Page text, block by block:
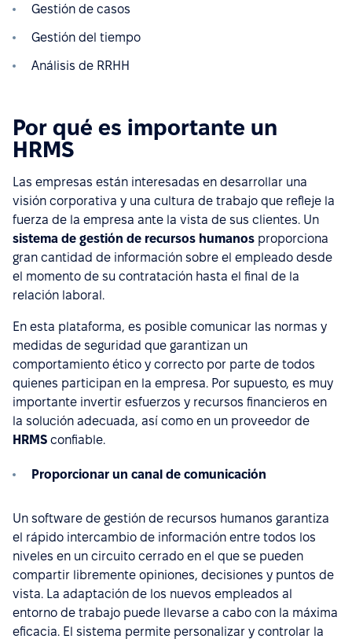
Gestión de casos
Gestión del tiempo
Análisis de RRHH
Por qué es importante un
HRMS
Las empresas están interesadas en desarrollar una
visión corporativa y una cultura de trabajo que refleje la
fuerza de la empresa ante la vista de sus clientes. Un
sistema de gestión de recursos humanos proporciona
gran cantidad de información sobre el empleado desde
el momento de su contratación hasta el final de la
relación laboral.
En esta plataforma, es posible comunicar las normas y
medidas de seguridad que garantizan un
comportamiento ético y correcto por parte de todos
quienes participan en la empresa. Por supuesto, es muy
importante invertir esfuerzos y recursos financieros en
la solución adecuada, así como en un proveedor de
HRMS confiable.
Proporcionar un canal de comunicación
Un software de gestión de recursos humanos garantiza
el rápido intercambio de información entre todos los
niveles en un circuito cerrado en el que se pueden
compartir libremente opiniones, decisiones y puntos de
vista. La adaptación de los nuevos empleados al
entorno de trabajo puede llevarse a cabo con la máxima
eficacia. El sistema permite personalizar y controlar la